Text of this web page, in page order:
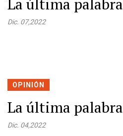
La última palabra
Dic. 07,2022
OPINIÓN
La última palabra
Dic. 04,2022